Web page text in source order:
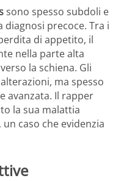
sono spesso subdoli e
precoce. Tra i
di appetito, il
nella parte alta
la schiena. Gli
ma spesso
avanzata. Il rapper
la sua malattia
caso che evidenzia